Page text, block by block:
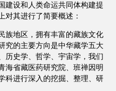
建设和人类命运共同体构建提
对其进行了简要概述：
族地区，拥有丰富的藏族文化
究的主要方向是中华藏学五大
历史学、哲学、宇宙学，我们
海省藏医药研究院、班禅因明
科进行深入的挖掘、整理、研